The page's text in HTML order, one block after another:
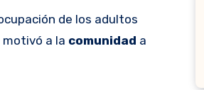
de los adultos
a la comunidad a